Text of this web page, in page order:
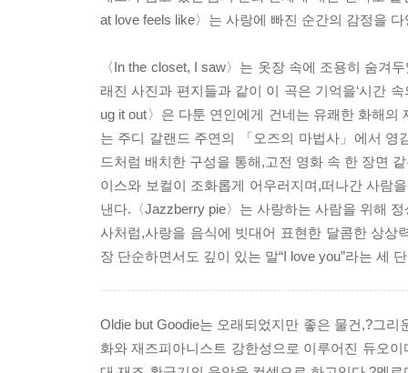
at love feels like〉는 사랑에 빠진 순간의 감정을
〈In the closet, I saw〉는 옷장 속에 조용히 숨겨
래진 사진과 편지들과 같이 이 곡은 기억을‘시간
ug it out〉은 다툰 연인에게 건네는 유쾌한 화해
는 주디 갈랜드 주연의 「오즈의 마법사」에서
드처럼 배치한 구성을 통해,고전 영화 속 한 장면
이스와 보컬이 조화롭게 어우러지며,떠나간 사람
낸다.〈Jazzberry pie〉는 사랑하는 사람을 위해
사처럼,사랑을 음식에 빗대어 표현한 달콤한 상상
장 단순하면서도 깊이 있는 말“I love you”라는 세
Oldie but Goodie는 오래되었지만 좋은 물건,?그
화와 재즈피아니스트 강한성으로 이루어진 듀오